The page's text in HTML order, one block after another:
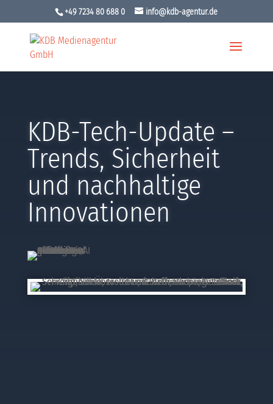
+49 7234 80 688 0 info@kdb-agentur.de
KDB-Tech-Update –
Trends, Sicherheit
und nachhaltige
Innovationen